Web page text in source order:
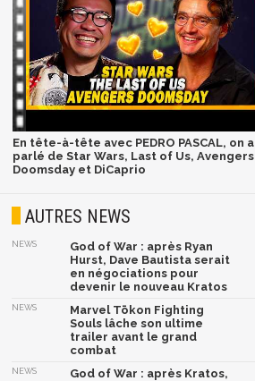
En tête-à-tête avec PEDRO PASCAL, on a
parlé de Star Wars, Last of Us, Avengers
Doomsday et DiCaprio
AUTRES NEWS
NEWS
God of War : après Ryan
Hurst, Dave Bautista serait
en négociations pour
devenir le nouveau Kratos
NEWS
Marvel Tōkon Fighting
Souls lâche son ultime
trailer avant le grand
combat
NEWS
God of War : après Kratos,